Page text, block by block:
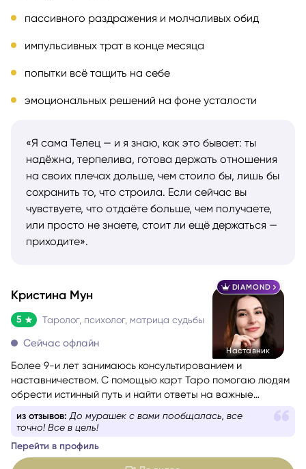
пассивного раздражения и молчаливых обид
импульсивных трат в конце месяца
попытки всё тащить на себе
эмоциональных решений на фоне усталости
«Я сама Телец — и я знаю, как это бывает: ты
надёжна, терпелива, готова держать отношения
на своих плечах дольше, чем стоило бы, лишь бы
сохранить то, что строила. Если сейчас вы
чувствуете, что отдаёте больше, чем получаете,
или просто не знаете, стоит ли ещё держаться —
приходите».
DIAMOND
Наставник
Кристина Мун
5 Таролог, психолог, матрица судьбы
Сейчас офлайн
Более 9-и лет занимаюсь консультированием и
наставничеством. С помощью карт Таро помогаю людям
обрести истинный путь и найти ответы на важные
из отзывов: До мурашек с вами пообщалась, все
точно! Все в цель!
Перейти в профиль